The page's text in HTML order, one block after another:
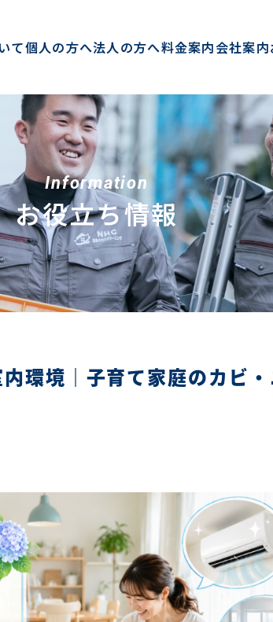
て個人の方へ法人の方へ料金案内会社案内
Information
お役立ち情報
環境｜子育て家庭のカビ